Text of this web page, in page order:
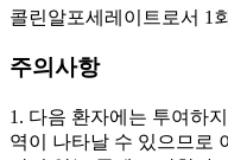
콜린알포세레이트로서 1
주의사항
1. 다음 환자에는 투여하
역이 나타날 수 있으므로